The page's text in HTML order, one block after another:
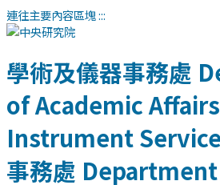
連往主要內容區塊:::
學術及儀器事務處
of Academic
Instrument Service
事務處